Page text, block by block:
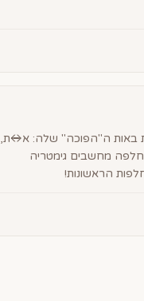
באות ה"הפוכה" שלה: א↔ת,
מחשבים גימטריה
הראשונות!